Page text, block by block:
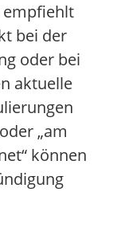
empfiehlt
bei der
oder bei
aktuelle
„am
können